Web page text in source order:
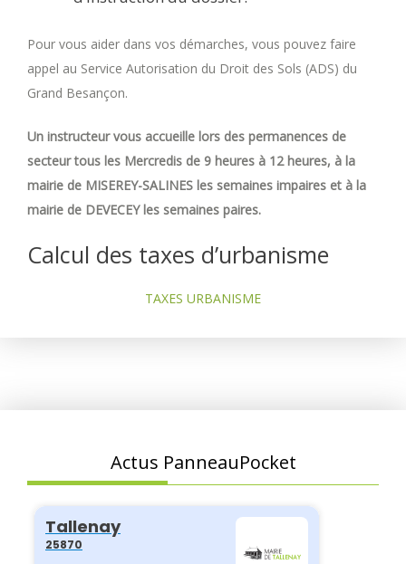
Pour vous aider dans vos démarches, vous pouvez faire
appel au Service Autorisation du Droit des Sols (ADS) du
Grand Besançon.
Un instructeur vous accueille lors des permanences de
secteur tous les Mercredis de 9 heures à 12 heures, à la
mairie de MISEREY-SALINES les semaines impaires et à la
mairie de DEVECEY les semaines paires.
Calcul des taxes d’urbanisme
TAXES URBANISME
Actus PanneauPocket